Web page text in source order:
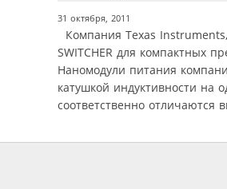
31 октября, 2011
Компания Texas
SWITCHER для компактных
Наномодули питания
катушкой индуктивности на
соответственно